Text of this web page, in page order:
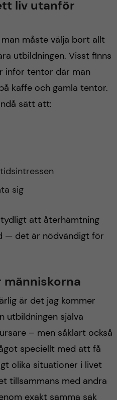
liv utanför
måste välja bort allt
utbildningen. Visst finns
inför tentor där man
kaffe och gamla tentor.
sätt att:
sig
att återhämtning
— det är nödvändigt för
människorna
är det jag kommer
utbildningen själva
– men såklart också
speciellt med att få
olika situationer i livet
tillsammans med andra
exakt samma sak